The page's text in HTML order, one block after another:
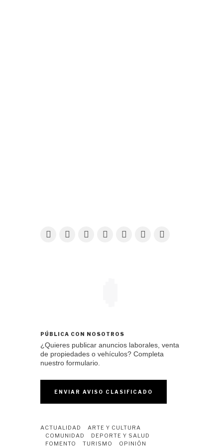
PÚBLICA CON NOSOTROS
¿Quieres publicar anuncios laborales, venta
de propiedades o vehículos? Completa
nuestro formulario.
ENVIAR AVISO CLASIFICADO
ACTUALIDAD
ARTE Y CULTURA
COMUNIDAD
DEPORTE Y SALUD
FOMENTO
TURISMO OPINIÓN